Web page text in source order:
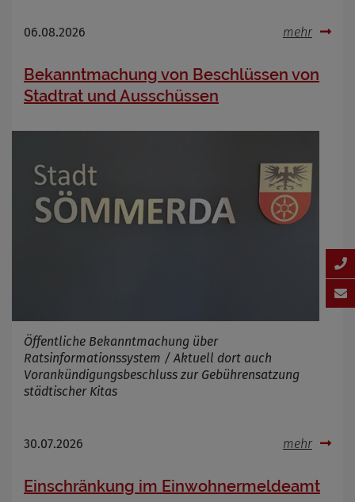
06.08.2026 mehr
Bekanntmachung von Beschlüssen von
Stadtrat und Ausschüssen
Öffentliche Bekanntmachung über
Ratsinformationssystem / Aktuell dort auch
Vorankündigungsbeschluss zur Gebührensatzung
städtischer Kitas
30.07.2026 mehr
Einschränkung im Einwohnermeldeamt